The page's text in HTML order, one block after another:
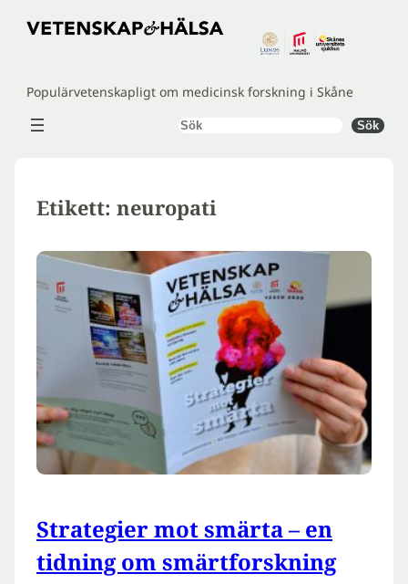
Hoppa
Populärvetenskapligt om medicinsk forskning i Skåne
Sök Sök
Etikett: neuropati
Strategier mot smärta – en
tidning om smärtforskning